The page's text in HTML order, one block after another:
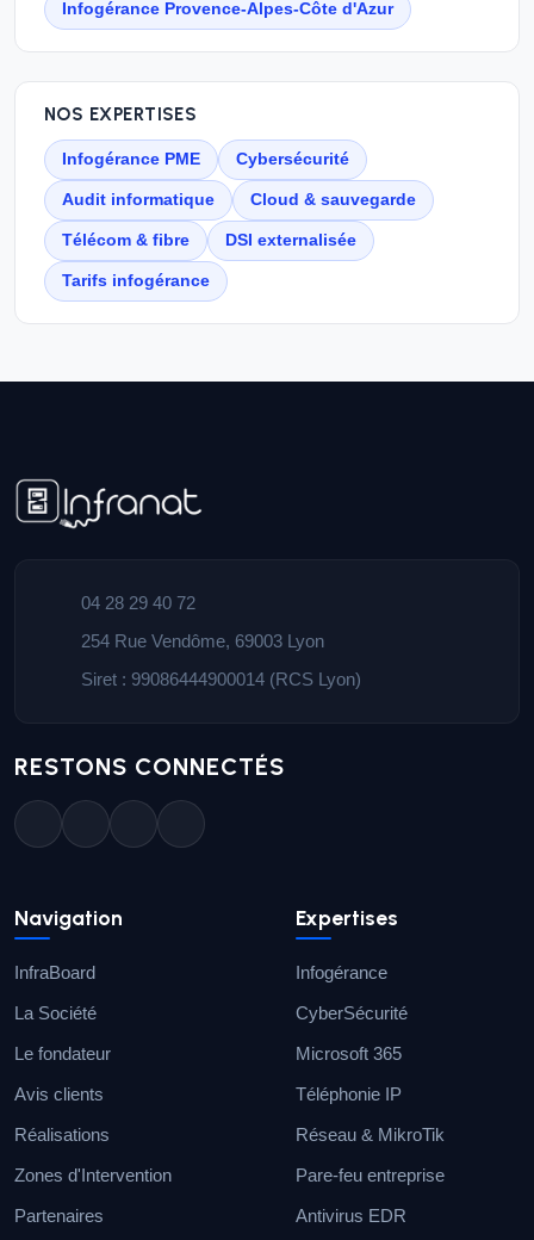
Infogérance Provence-Alpes-Côte d'Azur
NOS EXPERTISES
Infogérance PME Cybersécurité
Audit informatique Cloud & sauvegarde
Télécom & fibre DSI externalisée
Tarifs infogérance
04 28 29 40 72
254 Rue Vendôme, 69003 Lyon
Siret : 99086444900014 (RCS Lyon)
RESTONS CONNECTÉS
Navigation
InfraBoard
La Société
Le fondateur
Avis clients
Réalisations
Zones d'Intervention
Partenaires
Expertises
Infogérance
CyberSécurité
Microsoft 365
Téléphonie IP
Réseau & MikroTik
Pare-feu entreprise
Antivirus EDR